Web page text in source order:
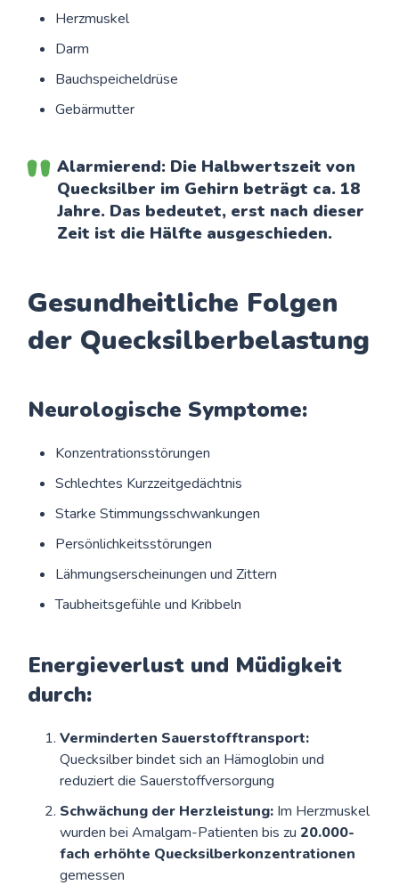
Herzmuskel
Darm
Bauchspeicheldrüse
Gebärmutter
Alarmierend: Die Halbwertszeit von
Quecksilber im Gehirn beträgt ca. 18
Jahre. Das bedeutet, erst nach dieser
Zeit ist die Hälfte ausgeschieden.
Gesundheitliche Folgen
der Quecksilberbelastung
Neurologische Symptome:
Konzentrationsstörungen
Schlechtes Kurzzeitgedächtnis
Starke Stimmungsschwankungen
Persönlichkeitsstörungen
Lähmungserscheinungen und Zittern
Taubheitsgefühle und Kribbeln
Energieverlust und Müdigkeit
durch:
Verminderten Sauerstofftransport:
Quecksilber bindet sich an Hämoglobin und
reduziert die Sauerstoffversorgung
Schwächung der Herzleistung: Im Herzmuskel
wurden bei Amalgam-Patienten bis zu 20.000-
fach erhöhte Quecksilberkonzentrationen
gemessen